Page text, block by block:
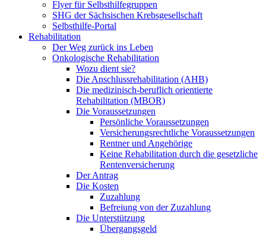
Flyer für Selbsthilfegruppen
SHG der Sächsischen Krebsgesellschaft
Selbsthilfe-Portal
Rehabilitation
Der Weg zurück ins Leben
Onkologische Rehabilitation
Wozu dient sie?
Die Anschlussrehabilitation (AHB)
Die medizinisch-beruflich orientierte
Rehabilitation (MBOR)
Die Voraussetzungen
Persönliche Voraussetzungen
Versicherungsrechtliche Voraussetzungen
Rentner und Angehörige
Keine Rehabilitation durch die gesetzliche
Rentenversicherung
Der Antrag
Die Kosten
Zuzahlung
Befreiung von der Zuzahlung
Die Unterstützung
Übergangsgeld